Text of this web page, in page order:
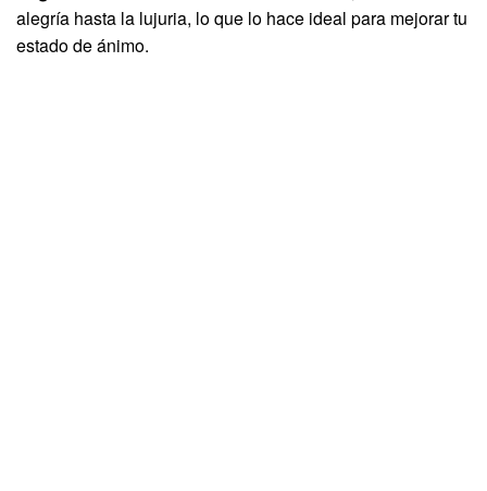
alegría hasta la lujuria, lo que lo hace ideal para mejorar tu
estado de ánimo.